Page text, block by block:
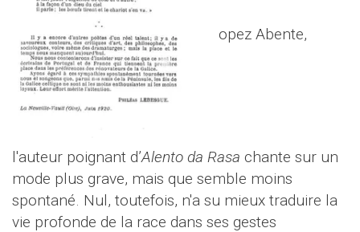
opez Abente,
l'auteur poignant d’Alento da Rasa chante sur un
mode plus grave, mais que semble moins
spontané. Nul, toutefois, n'a su mieux traduire la
vie profonde de la race dans ses gestes